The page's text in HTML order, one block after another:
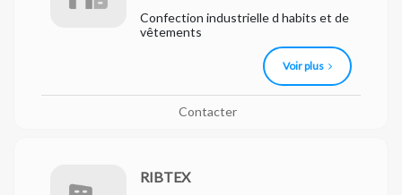
Confection industrielle d habits et de
vêtements
Voir plus
Contacter
RIBTEX